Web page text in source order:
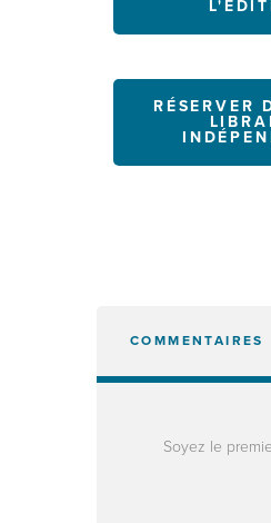
RÉSERVER
COMMENTAIRES
Soyez le